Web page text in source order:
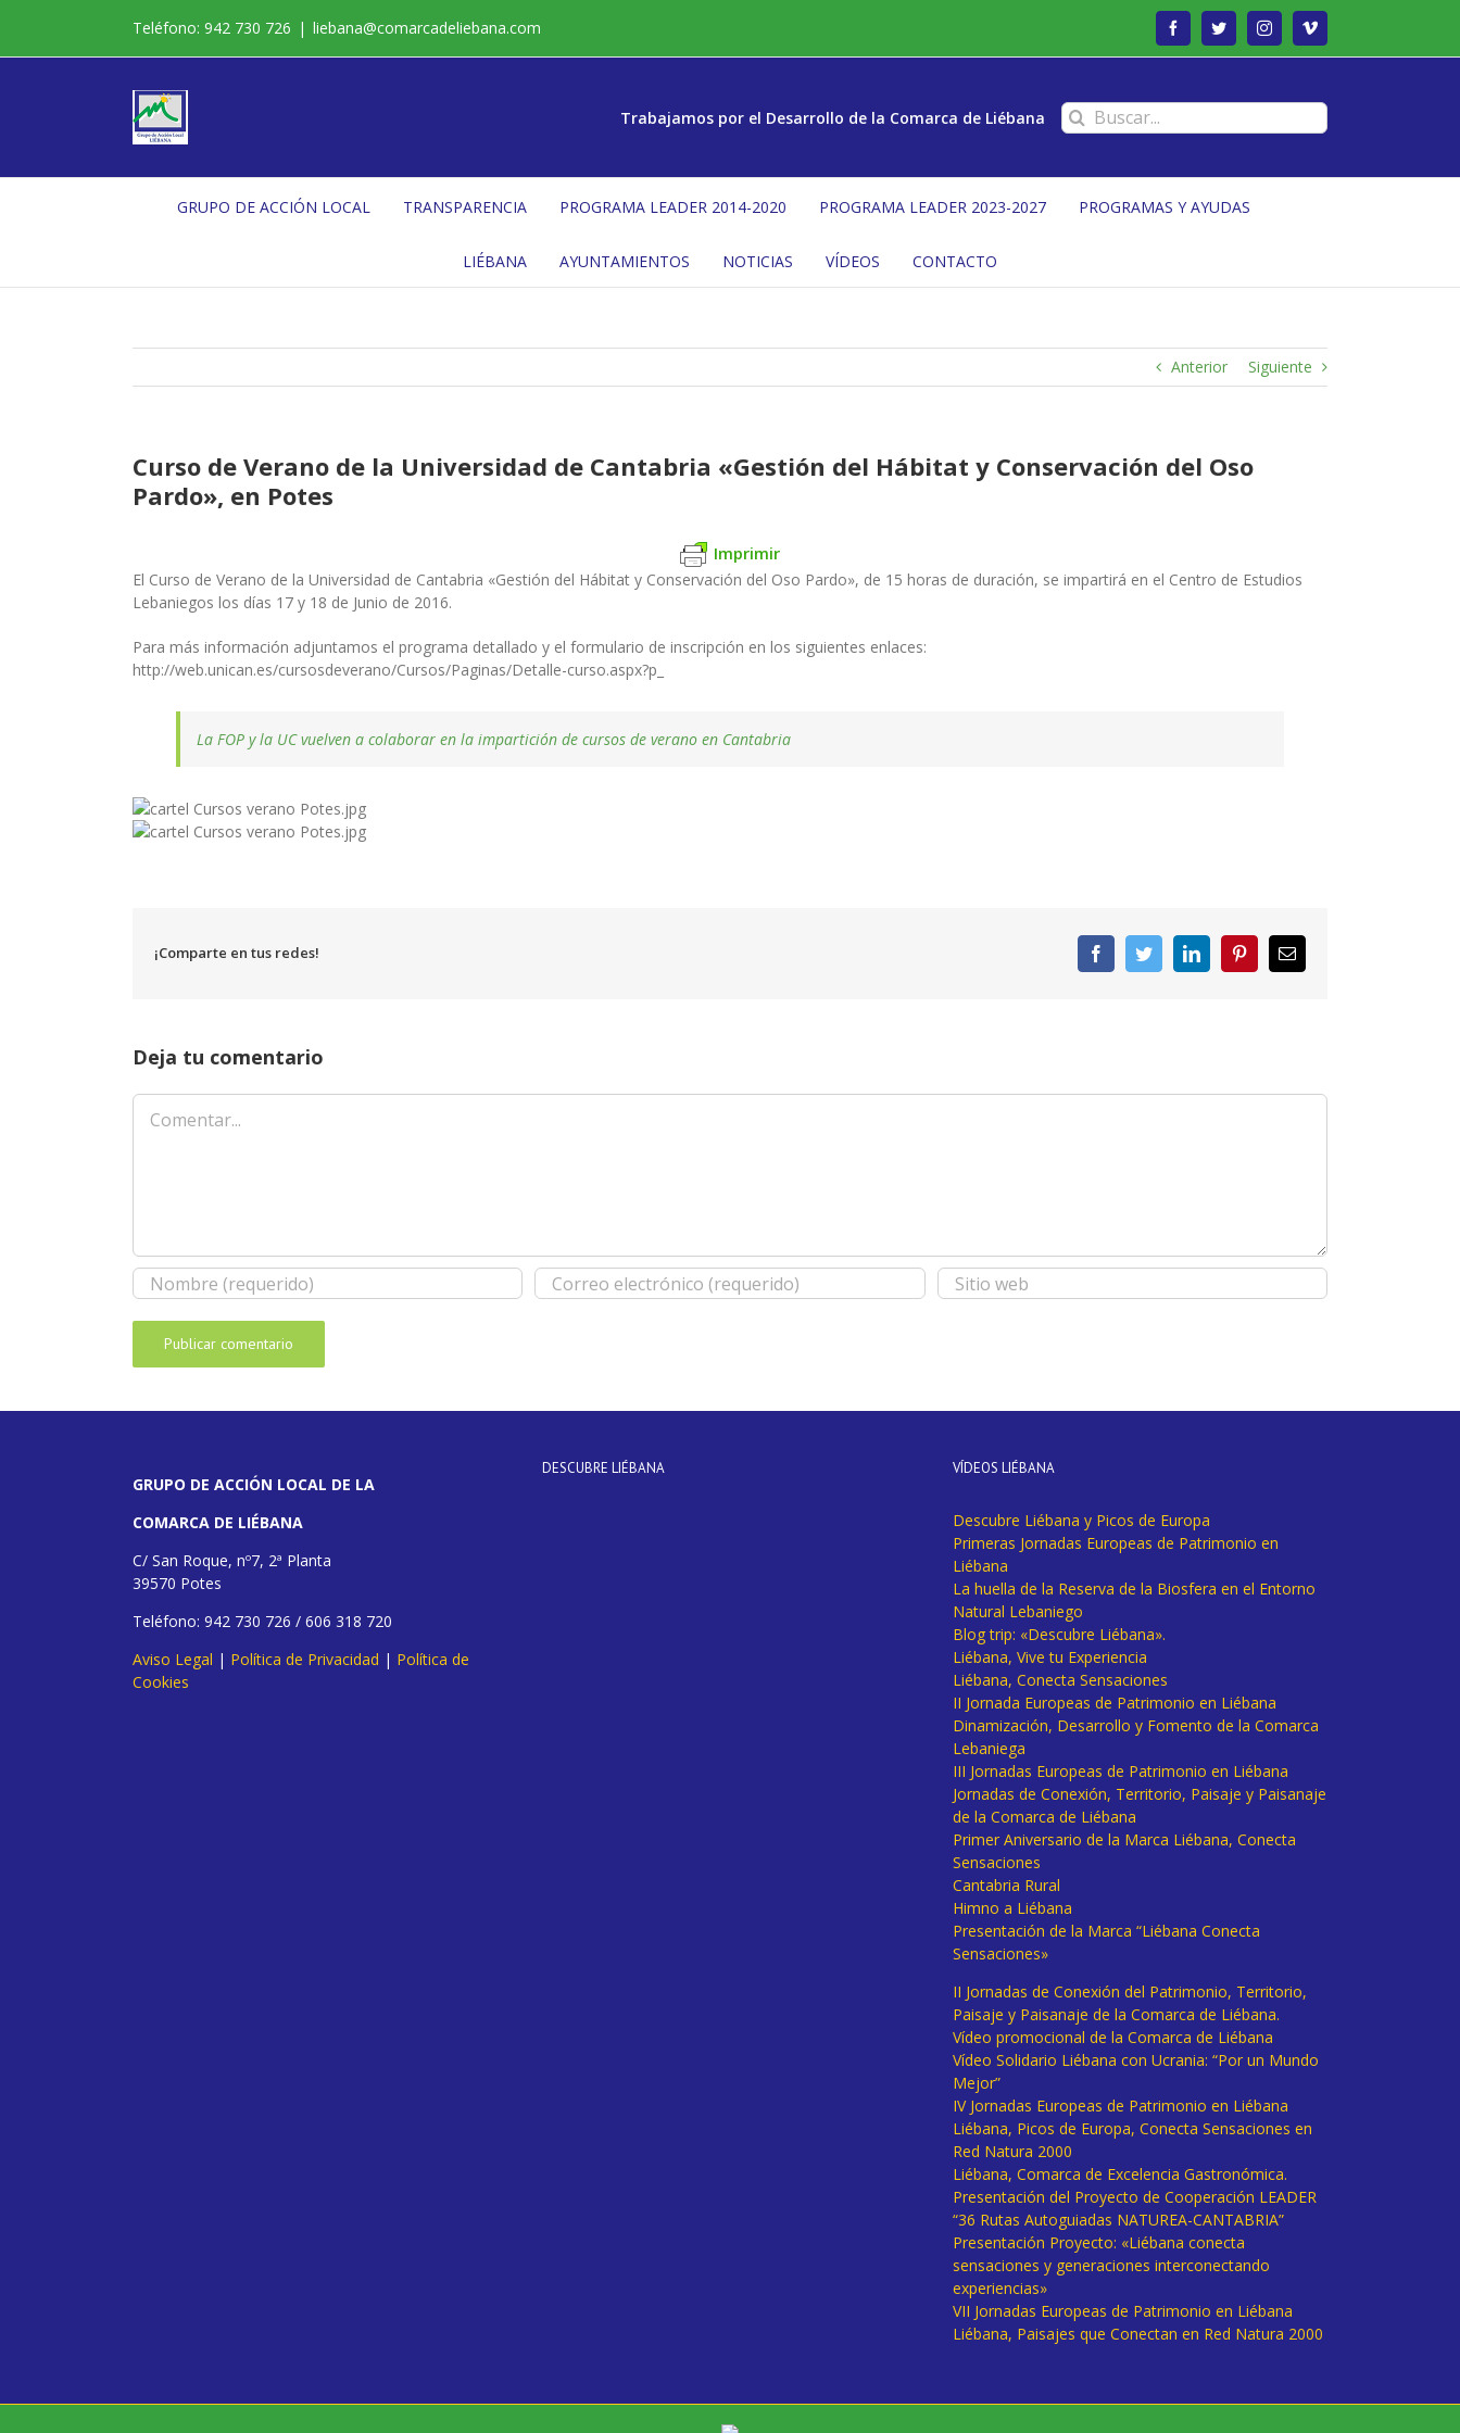
contenido
Teléfono: 942 730 726 | liebana@comarcadeliebana.com FacebookTwitterInstagramVimeo
Trabajamos por el Desarrollo de la Comarca de Liébana Buscar:
GRUPO DE ACCIÓN LOCAL TRANSPARENCIA PROGRAMA LEADER 2014-2020 PROGRAMA LEADER 2023-2027 PROGRAMAS Y AYUDAS
LIÉBANA AYUNTAMIENTOS NOTICIAS VÍDEOS CONTACTO
Anterior Siguiente
Curso de Verano de la Universidad de Cantabria «Gestión del Hábitat y Conservación del Oso
Pardo», en Potes
Imprimir
El Curso de Verano de la Universidad de Cantabria «Gestión del Hábitat y Conservación del Oso Pardo», de 15 horas de duración, se impartirá en el Centro de Estudios
Lebaniegos los días 17 y 18 de Junio de 2016.
Para más información adjuntamos el programa detallado y el formulario de inscripción en los siguientes enlaces:
http://web.unican.es/cursosdeverano/Cursos/Paginas/Detalle-curso.aspx?p_
La FOP y la UC vuelven a colaborar en la impartición de cursos de verano en Cantabria
¡Comparte en tus redes! FacebookTwitterLinkedInPinterestCorreo
electrónico
Deja tu comentario
Comentar
GRUPO DE ACCIÓN LOCAL DE LA
COMARCA DE LIÉBANA
C/ San Roque, nº7, 2ª Planta
39570 Potes
Teléfono: 942 730 726 / 606 318 720
Aviso Legal | Política de Privacidad | Política de
Cookies
DESCUBRE LIÉBANA VÍDEOS LIÉBANA
Descubre Liébana y Picos de Europa
Primeras Jornadas Europeas de Patrimonio en
Liébana
La huella de la Reserva de la Biosfera en el Entorno
Natural Lebaniego
Blog trip: «Descubre Liébana».
Liébana, Vive tu Experiencia
Liébana, Conecta Sensaciones
II Jornada Europeas de Patrimonio en Liébana
Dinamización, Desarrollo y Fomento de la Comarca
Lebaniega
III Jornadas Europeas de Patrimonio en Liébana
Jornadas de Conexión, Territorio, Paisaje y Paisanaje
de la Comarca de Liébana
Primer Aniversario de la Marca Liébana, Conecta
Sensaciones
Cantabria Rural
Himno a Liébana
Presentación de la Marca “Liébana Conecta
Sensaciones»
II Jornadas de Conexión del Patrimonio, Territorio,
Paisaje y Paisanaje de la Comarca de Liébana.
Vídeo promocional de la Comarca de Liébana
Vídeo Solidario Liébana con Ucrania: “Por un Mundo
Mejor”
IV Jornadas Europeas de Patrimonio en Liébana
Liébana, Picos de Europa, Conecta Sensaciones en
Red Natura 2000
Liébana, Comarca de Excelencia Gastronómica.
Presentación del Proyecto de Cooperación LEADER
“36 Rutas Autoguiadas NATUREA-CANTABRIA”
Presentación Proyecto: «Liébana conecta
sensaciones y generaciones interconectando
experiencias»
VII Jornadas Europeas de Patrimonio en Liébana
Liébana, Paisajes que Conectan en Red Natura 2000